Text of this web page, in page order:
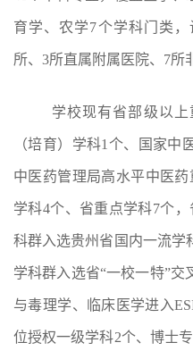
育学、农学7个学科门类
所、3所直属附属医院、7所
学校现有省部级以
（培育）学科1个、国家中
中医药管理局高水平中医
学科4个、省重点学科7个
科群入选贵州省国内一流
学科群入选省“一校一特”
与毒理学、临床医学进入
位授权一级学科2个、博士